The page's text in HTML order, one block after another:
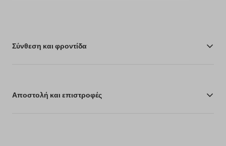
Σύνθεση και φροντίδα
Αποστολή και επιστροφές